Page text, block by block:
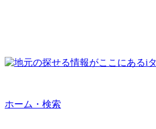
ホーム・検索